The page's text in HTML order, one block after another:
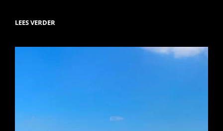
LEES VERDER